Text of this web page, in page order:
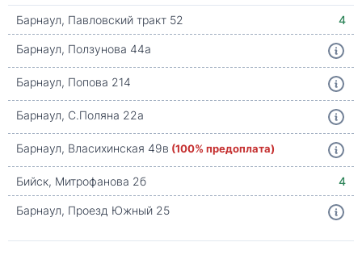
Барнаул, Павловский тракт 52
4
Барнаул, Ползунова 44а
Барнаул, Попова 214
Барнаул, С.Поляна 22а
Барнаул, Власихинская 49в (100% предоплата)
Бийск, Митрофанова 2б
4
Барнаул, Проезд Южный 25